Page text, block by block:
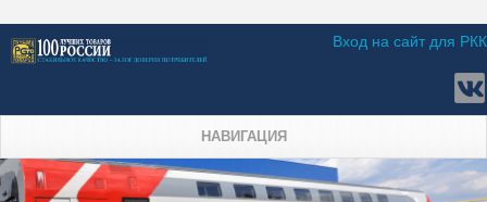
Вход на сайт для РКК
НАВИГАЦИЯ